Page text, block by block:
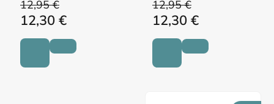
12,95 €
12,30 €
12,95 €
12,30 €